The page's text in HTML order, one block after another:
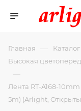
Главная — Каталог
Высокая
—
Лента RT-A168-
5m) (Arlight,